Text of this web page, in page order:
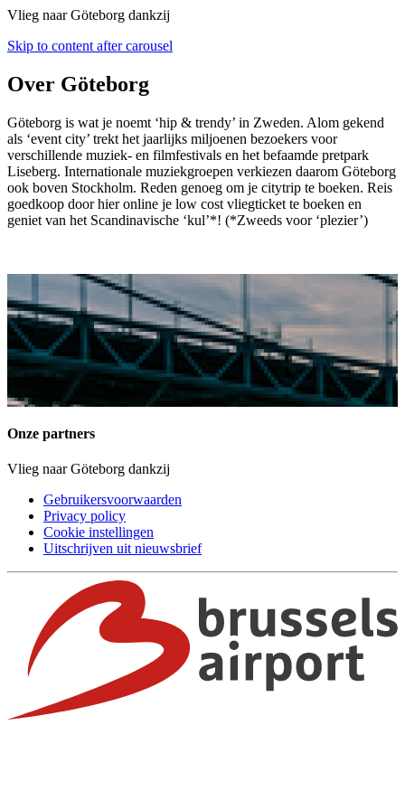
Vlieg naar Göteborg dankzij
Skip to content after carousel
Over Göteborg
Göteborg is wat je noemt ‘hip & trendy’ in Zweden. Alom gekend
als ‘event city’ trekt het jaarlijks miljoenen bezoekers voor
verschillende muziek- en filmfestivals en het befaamde pretpark
Liseberg. Internationale muziekgroepen verkiezen daarom Göteborg
ook boven Stockholm. Reden genoeg om je citytrip te boeken. Reis
goedkoop door hier online je low cost vliegticket te boeken en
geniet van het Scandinavische ‘kul’*! (*Zweeds voor ‘plezier’)
Onze partners
Vlieg naar Göteborg dankzij
Gebruikersvoorwaarden
Privacy policy
Cookie instellingen
Uitschrijven uit nieuwsbrief